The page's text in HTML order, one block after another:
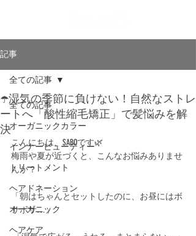
記事
全ての記事
オーガニックカラー
インナービューティー
トリートメント
ヘアドネーション
オーガニック
ヘアケア
全ての記事
☂️湿気の季節に負けない！自然なストレ
ートへ「酸性縮毛矯正」で髪悩みを解
決
こんにちは、SABOです🌿
梅雨や夏が近づくと、こんなお悩みありませ
んか？
「朝はちゃんとセットしたのに、お昼にはボ
サボサ…」